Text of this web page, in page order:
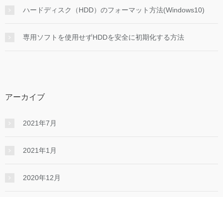
ハードディスク（HDD）のフォーマット方法(Windows10)
専用ソフトを使用せずHDDを安全に初期化する方法
アーカイブ
2021年7月
2021年1月
2020年12月